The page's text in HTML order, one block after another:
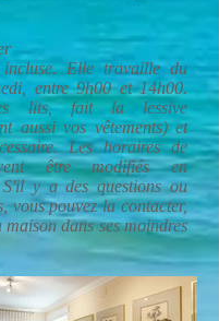
incluse. Elle travaille du
entre 9h00 et 14h00.
lits, fait la lessive
aussi vos vêtements) et
Les horaires de
être modifiés en
S'il y a des questions ou
vous pouvez la contacter,
dans ses moindres